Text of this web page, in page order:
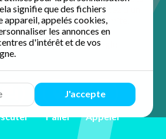
signifie que des fichiers
appareil, appelés cookies,
les annonces en
d'intérêt et de vos
J'accepte
votre quotidien. Profitez d'un
personnalisé et de proximité.
4.8 / 5 sur 58 avisGoogle
Y aller Appeler